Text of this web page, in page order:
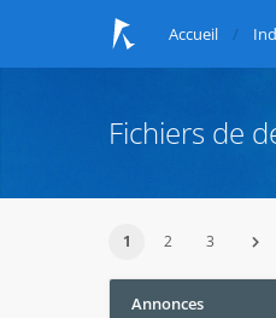
Accueil
Fichiers de
1 2 3
Annonces